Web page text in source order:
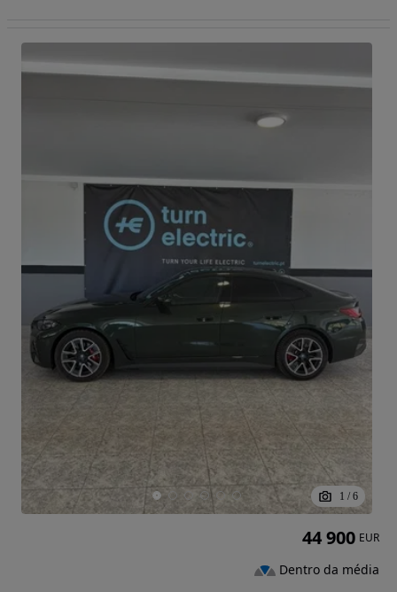
1 / 6
44 900 EUR
Dentro da média